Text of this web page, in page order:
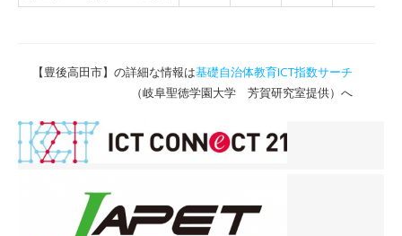
【豊後高田市】の詳細な情報は基礎自治体教育ICT指数サーチ
（岐阜聖徳学園大学 芳賀研究室提供）へ